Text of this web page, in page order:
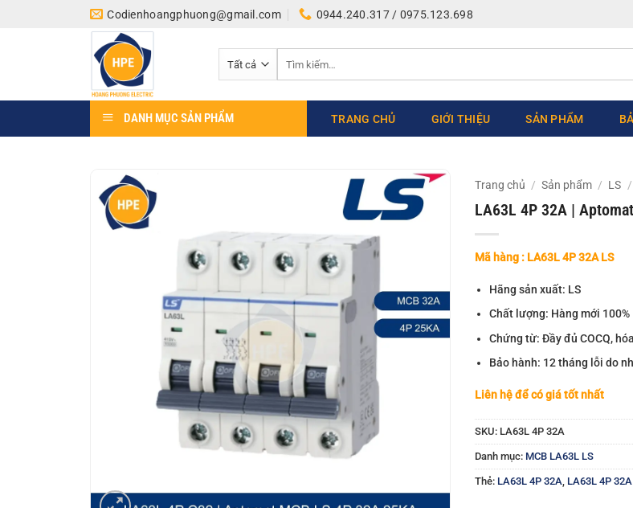
Codienhoangphuong@gmail.com 0944.240.317 / 0975.123.698
kiếm:
DANH MỤC SẢN PHẨM TRANG CHỦ GIỚI THIỆU SẢN PHẨM
Trang chủ / Sản phẩm / LS /
LA63L 4P 32A |
Mã hàng : LA63L 4P 32A LS
Hãng sản xuất: LS
Chất lượng: Hàng mới 100%
Chứng từ: Đầy đủ COCQ,
Bảo hành: 12 tháng lỗi do
Liên hệ để có giá tốt nhất
SKU: LA63L 4P 32A
Danh mục: MCB LA63L LS
Thẻ: LA63L 4P 32A LA63L 4P